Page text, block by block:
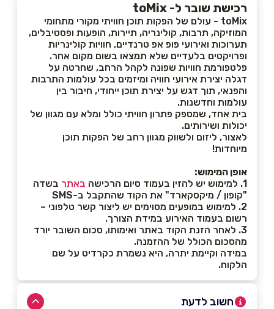
רכישת שובר ל- toMix
toMix - עולם של הפקות תוכן חוויתי מקורי מתחומי
המוזיקה, תרבות, קולינריה, תיירות, הופעות ופסטיבלים,
תערוכות ואירועי פופ אפ טרנדיים, חוויות קולינריות
ופרויקטים בלעדיים שלא תמצאו בשום מקום אחר.
פלטפורמת חוויות שפונה לקהל הרחב, שחרטה על
דגלה יצירת אירועי חוויה ומיזמים בכל עולמות התרבות
והפנאי, תוך דגש על יצירת תוכן ייחודי, חיבור בין
עולמות וחדשנות.
בית אחד, שמספק פתרון חוויתי כולל ומלא עם מגוון של
יכולות ושירותים.
לאצור, ליזום ולשווק מגוון רחב של הפקות תוכן
מיוחדות!
אופן המימוש:
1. למימוש יש להזין בעמוד סיום הרכישה
באתר בשדה
"קופון / מיקסקארד" את הקוד שהתקבל ב-SMS
2. למימוש במופעים מסוימים יש ליצור קשר טלפוני –
רשום בעמוד האירוע במידת הצורך.
3. לאחר הזנת הקוד באתר ואימותו, סכום השובר יורד
מהסכום הכולל של ההזמנה.
במידה וקיימת יתרה, היא נשמרת כקרדיט על שם
הלקוח.
חשוב לדעת